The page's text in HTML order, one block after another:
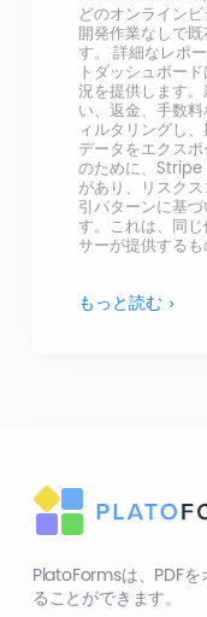
どのオンライン
開発作業なしで
す。 詳細なレポ
トダッシュボー
況を提供します
い、返金、手数
ィルタリングし
データをエクス
のために、Stripe
があり、リスク
引パターンに基
す。これは、同
サーが提供するも
もっと読む
PlatoFormsは、PDF
ることができます。